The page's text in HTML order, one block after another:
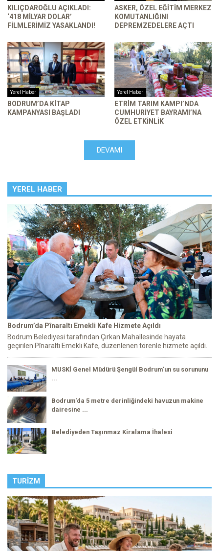
KILIÇDAROĞLU AÇIKLADI:
‘418 MILYAR DOLAR’
FILMLERIMIZ YASAKLANDI!
ASKER, ÖZEL EĞITIM MERKEZ
KOMUTANLIĞINI
DEPREMZEDELERE AÇTI
Yerel Haber
BODRUM’DA KITAP
KAMPANYASI BAŞLADI
Yerel Haber
ETRIM TARIM KAMPI’NDA
CUMHURIYET BAYRAMI’NA
ÖZEL ETKINLIK
DEVAMI
YEREL HABER
Bodrum’da Pînaraltı Emekli Kafe Hizmete Açıldı
Bodrum Belediyesi tarafından Çırkan Mahallesinde hayata
geçirilen Pînaraltı Emekli Kafe, düzenlenen törenle hizmete açıldı.
MUSKİ Genel Müdürü Şengül Bodrum'un su sorununu
...
Bodrum'da 5 metre derinliğindeki havuzun makine
dairesine ...
Belediyeden Taşınmaz Kiralama İhalesi
TURIZM